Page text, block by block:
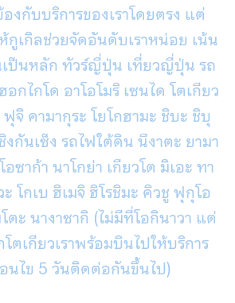
งกับบริการของเราโดยตรง แต่
กูเกิลช่วยจัดอันดับเราหน่อย เน้น
เป็นหลัก ทัวร์ญี่ปุ่น เที่ยวญี่ปุ่น รถ
กไกโด อาโอโมริ เซนได โตเกียว
จิ คามากุระ โยโกฮามะ ชิบะ ชิบุ
กันเซ็ง รถไฟใต้ดิน นีงาตะ ยามา
อซาก้า นาโกย่า เกียวโต มิเอะ ทา
โกเบ ฮิเมจิ ฮิโรชิมะ คิวชู ฟุกุโอ
ตะ นางาซากิ (ไม่มีที่โอกินาวา แต่
ตเกียวเราพร้อมบินไปให้บริการ
นไข 5 วันติดต่อกันขึ้นไป)